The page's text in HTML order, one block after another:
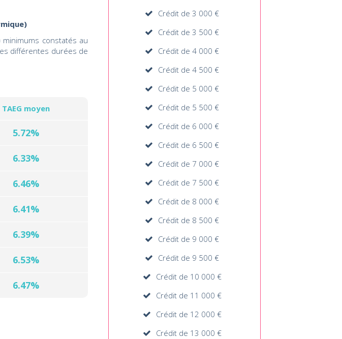
minimums constatés au
différentes durées de
TAEG moyen
5.72%
6.33%
6.46%
6.41%
6.39%
6.53%
6.47%
Crédit de 3 000 €
Crédit de 3 500 €
Crédit de 4 000 €
Crédit de 4 500 €
Crédit de 5 000 €
Crédit de 5 500 €
Crédit de 6 000 €
Crédit de 6 500 €
Crédit de 7 000 €
Crédit de 7 500 €
Crédit de 8 000 €
Crédit de 8 500 €
Crédit de 9 000 €
Crédit de 9 500 €
Crédit de 10 000 €
Crédit de 11 000 €
Crédit de 12 000 €
Crédit de 13 000 €